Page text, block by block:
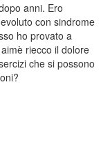
anni. Ero
con sindrome
ho provato a
riecco il dolore
che si possono